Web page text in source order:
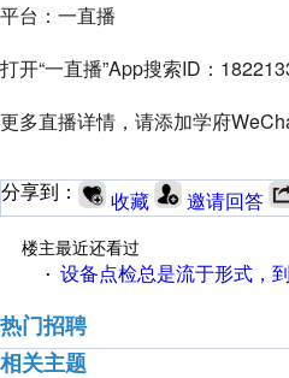
平台：一直播
打开“一直播”App搜索ID：
更多直播详情，请添加学府
分享到： 收藏 邀请回答
楼主最近还看过
· 设备点检总是流于形式，到底怎
热门招聘
相关主题